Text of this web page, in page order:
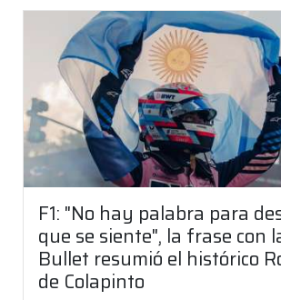
F1: "No hay palabra para
que se siente", la frase con
Bullet resumió el histórico
de Colapinto